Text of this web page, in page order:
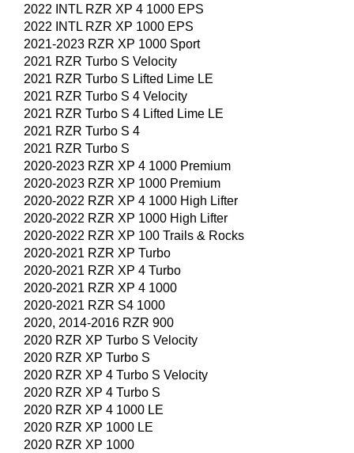
2022 INTL RZR XP 4 1000 EPS
2022 INTL RZR XP 1000 EPS
2021-2023 RZR XP 1000 Sport
2021 RZR Turbo S Velocity
2021 RZR Turbo S Lifted Lime LE
2021 RZR Turbo S 4 Velocity
2021 RZR Turbo S 4 Lifted Lime LE
2021 RZR Turbo S 4
2021 RZR Turbo S
2020-2023 RZR XP 4 1000 Premium
2020-2023 RZR XP 1000 Premium
2020-2022 RZR XP 4 1000 High Lifter
2020-2022 RZR XP 1000 High Lifter
2020-2022 RZR XP 100 Trails & Rocks
2020-2021 RZR XP Turbo
2020-2021 RZR XP 4 Turbo
2020-2021 RZR XP 4 1000
2020-2021 RZR S4 1000
2020, 2014-2016 RZR 900
2020 RZR XP Turbo S Velocity
2020 RZR XP Turbo S
2020 RZR XP 4 Turbo S Velocity
2020 RZR XP 4 Turbo S
2020 RZR XP 4 1000 LE
2020 RZR XP 1000 LE
2020 RZR XP 1000